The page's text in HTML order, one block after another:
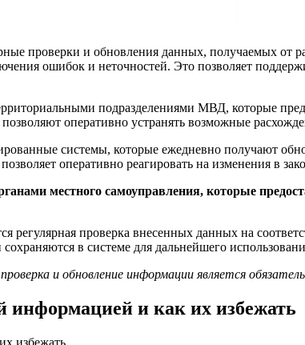
проверки и обновления данных, получаемых
ошибок и неточностей. Это позволяет
подразделениями МВД, которые
оперативно устранять возможные
системы, которые ежедневно получают
оперативно реагировать на изменения в
местного самоуправления, которые
регулярная проверка внесенных данных на
в системе для дальнейшего
и обновление информации является
информацией и как их избежать